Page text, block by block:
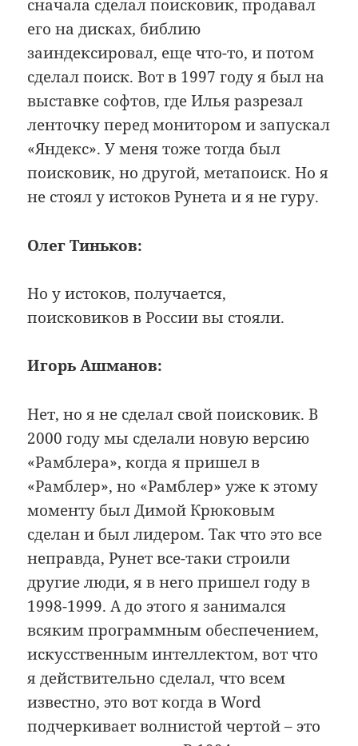
сначала сделал поисковик, продавал
его на дисках, библию
заиндексировал, еще что-то, и потом
сделал поиск. Вот в 1997 году я был на
выставке софтов, где Илья разрезал
ленточку перед монитором и запускал
«Яндекс». У меня тоже тогда был
поисковик, но другой, метапоиск. Но я
не стоял у истоков Рунета и я не гуру.
Олег Тиньков:
Но у истоков, получается,
поисковиков в России вы стояли.
Игорь Ашманов:
Нет, но я не сделал свой поисковик. В
2000 году мы сделали новую версию
«Рамблера», когда я пришел в
«Рамблер», но «Рамблер» уже к этому
моменту был Димой Крюковым
сделан и был лидером. Так что это все
неправда, Рунет все-таки строили
другие люди, я в него пришел году в
1998-1999. А до этого я занимался
всяким программным обеспечением,
искусственным интеллектом, вот что
я действительно сделал, что всем
известно, это вот когда в Word
подчеркивает волнистой чертой – это